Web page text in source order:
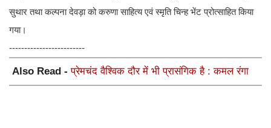
सुथार तथा कल्पना देवड़ा को करुणा साहित्य एवं स्मृति चिन्ह भेंट प्रोत्साहित किया
गया।
-------------------------
Also Read -प्रेमचंद वैश्विक दौर में भी प्रासंगिक है : कमल रंगा